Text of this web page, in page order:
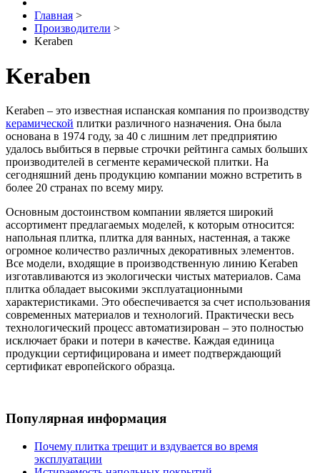
Главная >
Производители >
Keraben
Keraben
Keraben – это известная испанская компания по производству
керамической плитки различного назначения. Она была
основана в 1974 году, за 40 с лишним лет предприятию
удалось выбиться в первые строчки рейтинга самых больших
производителей в сегменте керамической плитки. На
сегодняшний день продукцию компании можно встретить в
более 20 странах по всему миру.
Основным достоинством компании является широкий
ассортимент предлагаемых моделей, к которым относится:
напольная плитка, плитка для ванных, настенная, а также
огромное количество различных декоративных элементов.
Все модели, входящие в производственную линию Keraben
изготавливаются из экологически чистых материалов. Сама
плитка обладает высокими эксплуатационными
характеристиками. Это обеспечивается за счет использования
современных материалов и технологий. Практически весь
технологический процесс автоматизирован – это полностью
исключает браки и потери в качестве. Каждая единица
продукции сертифицирована и имеет подтверждающий
сертификат европейского образца.
Популярная информация
Почему плитка трещит и вздувается во время
эксплуатации